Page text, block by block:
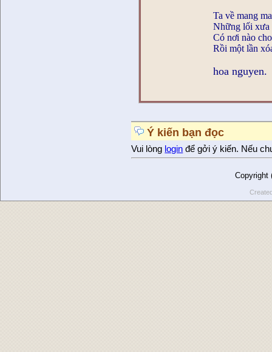
Ta về mang
Những lối xưa
Có nơi nào
Rồi một lần
hoa nguyen.
Ý kiến bạn đọc
Vui lòng login để gởi ý kiến. Nếu
Copyright